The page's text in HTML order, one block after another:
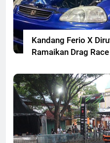
Kandang Ferio X
Ramaikan Drag